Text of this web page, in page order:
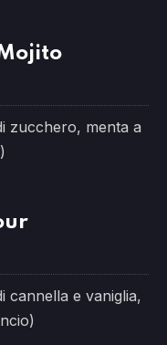
zucchero, menta a
cannella e vaniglia,